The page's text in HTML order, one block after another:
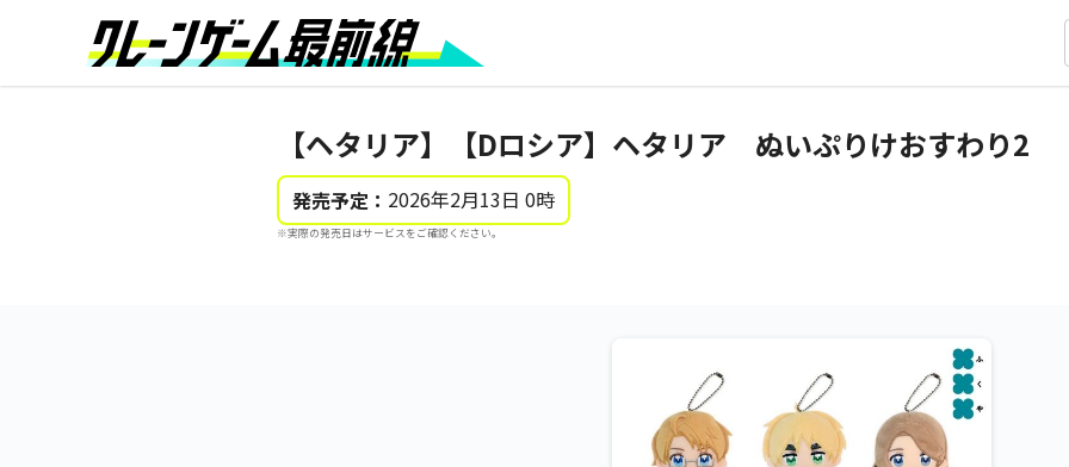
【ヘタリア】【Dロシア】ヘタリア ぬいぷりけおすわり2
発売予定： 2026年2月13日 0時
※実際の発売日はサービスをご確認ください。